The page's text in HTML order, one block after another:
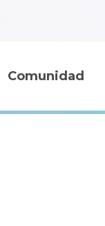
Comunidad